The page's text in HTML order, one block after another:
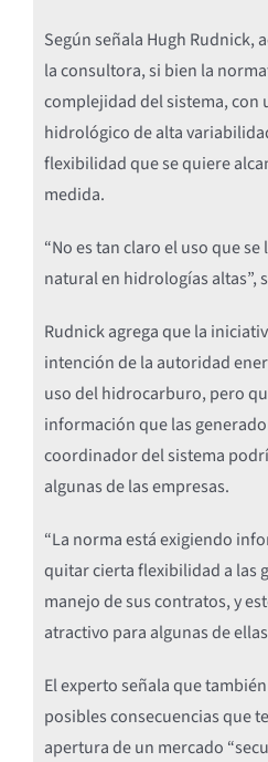
Según señala Hugh Rudnick,
la consultora, si bien la
complejidad del sistema,
hidrológico de alta
flexibilidad que se quiere
medida.
“No es tan claro el uso que se
natural en hidrologías altas”,
Rudnick agrega que la
intención de la autoridad
uso del hidrocarburo, pero
información que las
coordinador del sistema
algunas de las empresas.
“La norma está exigiendo
quitar cierta flexibilidad a las
manejo de sus contratos, y
atractivo para algunas de
El experto señala que
posibles consecuencias que
apertura de un mercado